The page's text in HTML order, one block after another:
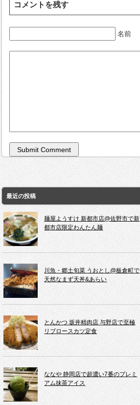
コメントを残す
名前
最近の投稿
麺屋ようすけ 新都市店@佐野市で新
都市店限定わんたん麺
川魚・郷土旬菜 うおとし@板倉町で
天然なまず天丼&あらい
とんかつ 坂井精肉店 与野店で至極
リブロースカツ定食
ななや 静岡店で超濃い7番のプレミ
アム抹茶アイス